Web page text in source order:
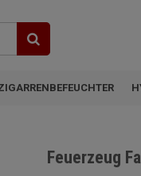
Feuerzeug